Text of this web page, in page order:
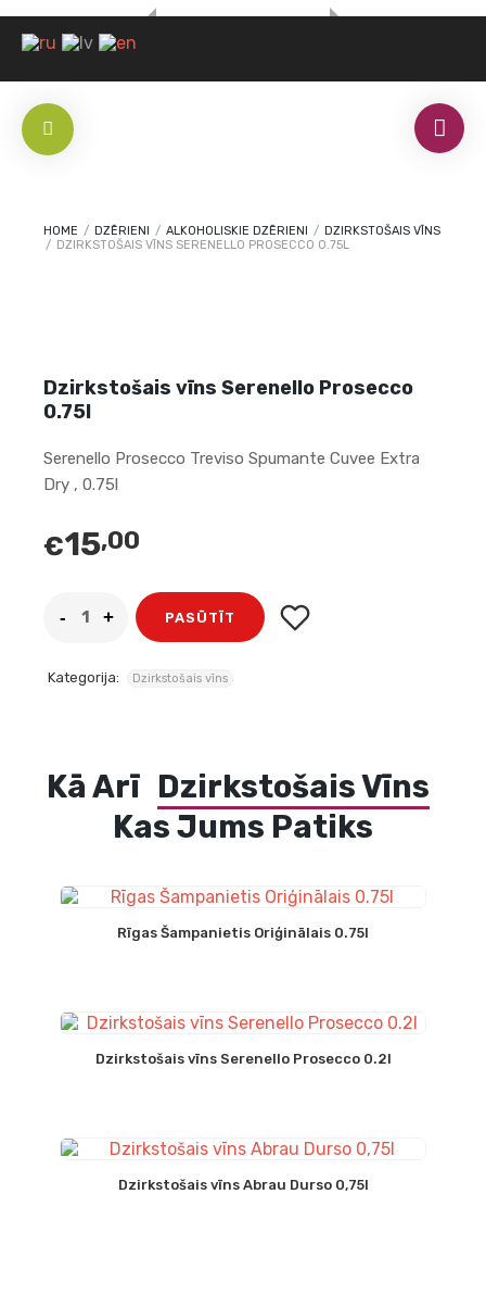
HOME / DZĒRIENI / ALKOHOLISKIE DZĒRIENI / DZIRKSTOŠAIS VĪNS
/ DZIRKSTOŠAIS VĪNS SERENELLO PROSECCO 0.75L
Dzirkstošais vīns Serenello Prosecco
0.75l
Serenello Prosecco Treviso Spumante Cuvee Extra
Dry , 0.75l
€15,00
PASŪTĪT
Kategorija: Dzirkstošais vīns
Kā Arī Dzirkstošais Vīns
Kas Jums Patiks
Rīgas Šampanietis Oriģinālais 0.75l
Dzirkstošais vīns Serenello Prosecco 0.2l
Dzirkstošais vīns Abrau Durso 0,75l